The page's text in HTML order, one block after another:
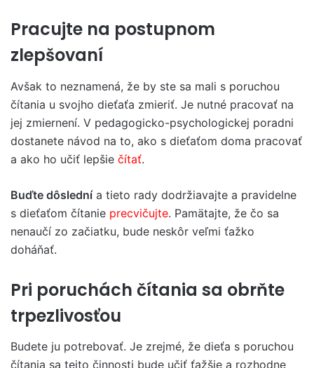
Pracujte na postupnom
zlepšovaní
Avšak to neznamená, že by ste sa mali s poruchou
čítania u svojho dieťaťa zmieriť. Je nutné pracovať na
jej zmiernení. V pedagogicko-psychologickej poradni
dostanete návod na to, ako s dieťaťom doma pracovať
a ako ho učiť lepšie čítať.
Buďte dôslednía tieto rady dodržiavajte a pravidelne
s dieťaťom čítanie precvičujte. Pamätajte, že čo sa
nenaučí zo začiatku, bude neskôr veľmi ťažko
doháňať.
Pri poruchách čítania sa obrňte
trpezlivosťou
Budete ju potrebovať. Je zrejmé, že dieťa s poruchou
čítania sa tejto činnosti bude učiť ťažšie a rozhodne